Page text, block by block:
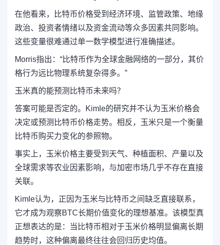
在他看来，比特币价格受到经济环境、监管政策、地缘
政治、投资者情绪以及资金流动等众多因素共同影响。
这些变量很难通过单一数学模型进行准确描述。
Morris指出：“比特币作为全球金融网络的一部分，其价
格行为远比物理系统复杂得多。”
玉米真的能预测比特币未来吗？
答案可能是否定的。Kimle的研究并不认为玉米价格会
决定或预测比特币价格走势。相反，玉米只是一个衡量
比特币购买力变化的参照物。
事实上，玉米价格主要受到天气、种植面积、产量以及
全球需求等农业因素影响，与加密市场几乎不存在直接
关联。
Kimle认为，正因为玉米与比特币之间缺乏直接联系，
它才成为观察BTC长期价值变化的理想基准。该模型真
正想表达的是：当比特币相对于玉米价格明显偏离长期
趋势时，这种偏离最终往往会回归历史均值。